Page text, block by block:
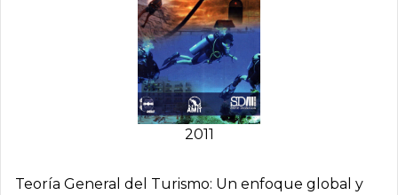
2011
Teorí­a General del Turismo: Un enfoque global y